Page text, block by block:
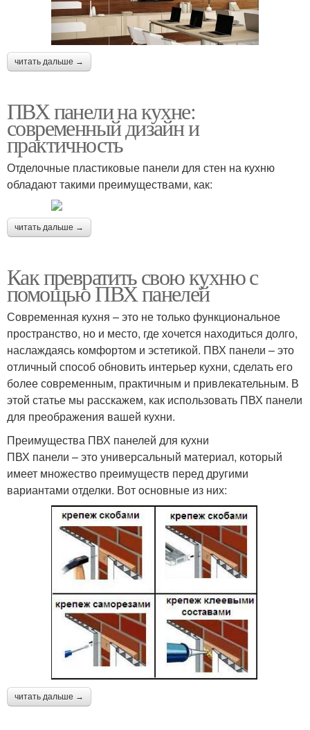
читать дальше →
ПВХ панели на кухне:
современный дизайн и
практичность
Отделочные пластиковые панели для стен на кухню
обладают такими преимуществами, как:
читать дальше →
Как превратить свою кухню с
помощью ПВХ панелей
Современная кухня – это не только функциональное
пространство, но и место, где хочется находиться долго,
наслаждаясь комфортом и эстетикой. ПВХ панели – это
отличный способ обновить интерьер кухни, сделать его
более современным, практичным и привлекательным. В
этой статье мы расскажем, как использовать ПВХ панели
для преображения вашей кухни.
Преимущества ПВХ панелей для кухни
ПВХ панели – это универсальный материал, который
имеет множество преимуществ перед другими
вариантами отделки. Вот основные из них:
читать дальше →